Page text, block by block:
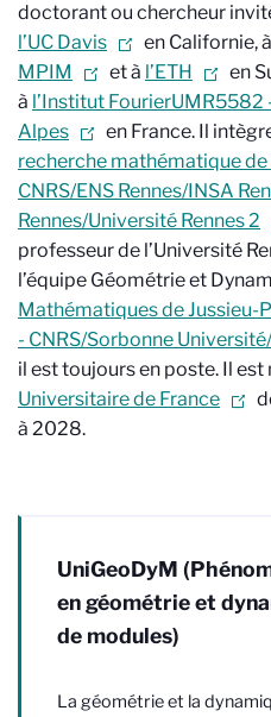
doctorant ou chercheur
l’UC Davis
en Californie,
MPIM
et à l’ETH en
à l’Institut FourierUMR5582
Alpes
en France. Il
recherche mathématique de
CNRS/ENS Rennes/INSA
Rennes/Université Rennes 2
professeur de l’Université
l’équipe Géométrie et
Mathématiques de Jussieu-
- CNRS/Sorbonne
il est toujours en poste. Il
Universitaire de France
à 2028.
UniGeoDyM
en géométrie et
de modules)
La géométrie et la